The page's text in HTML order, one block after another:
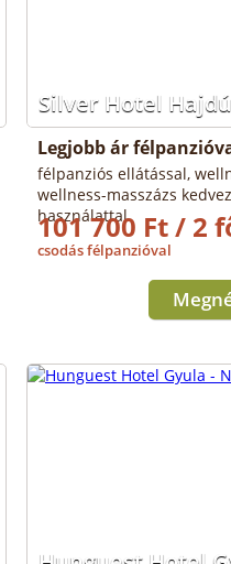
Silver Hotel
Legjobb ár
félpanziós ellátással,
wellness-masszázs
használattal
101 700 Ft / 2
csodás félpanzióval